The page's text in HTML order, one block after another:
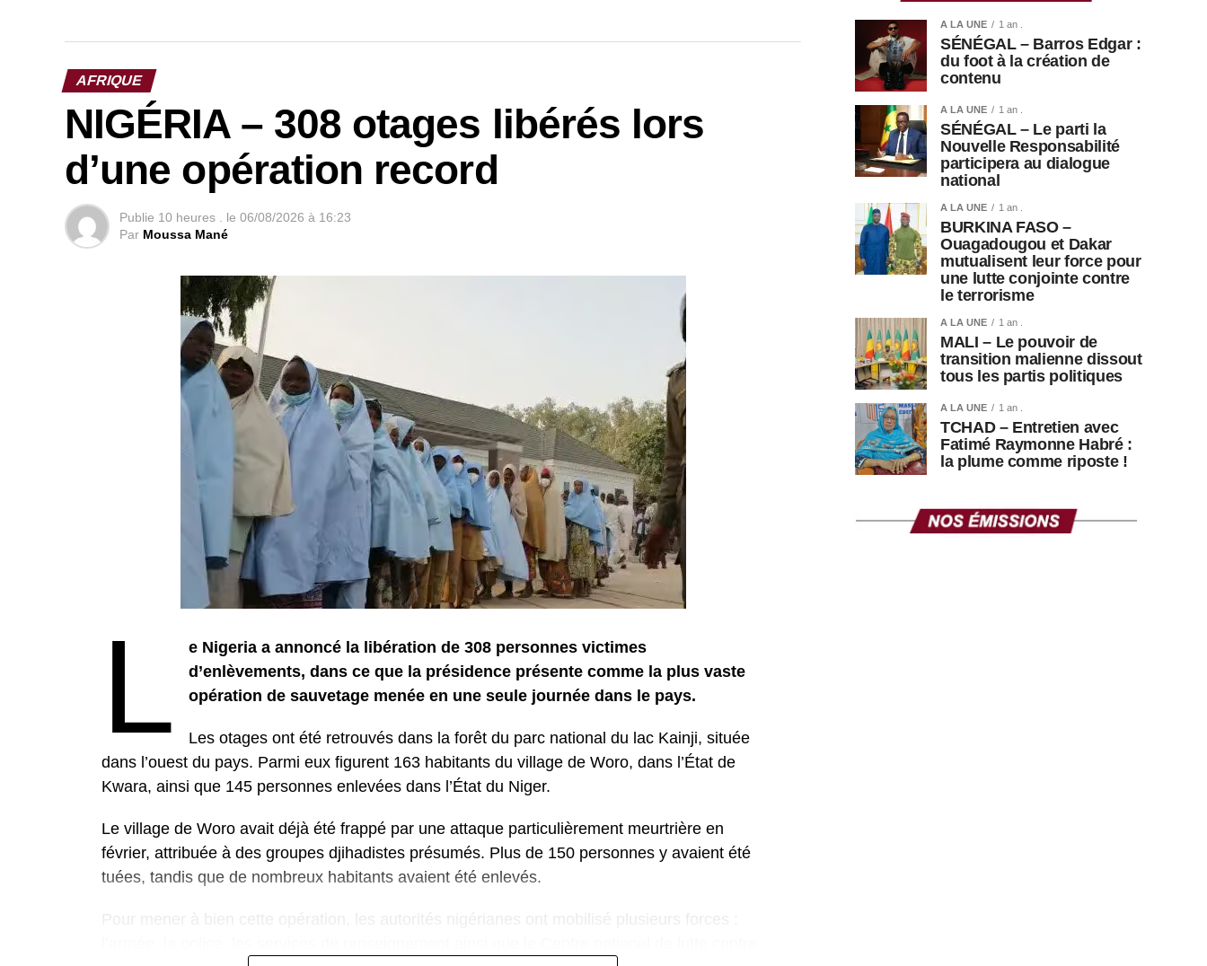
AFRIQUE
NIGÉRIA – 308 otages libérés lors
d’une opération record
Publie 10 heures . le 06/08/2026 à 16:23
Par Moussa Mané
L
e Nigeria a annoncé la libération de 308 personnes victimes
d’enlèvements, dans ce que la présidence présente comme la plus vaste
opération de sauvetage menée en une seule journée dans le pays.
Les otages ont été retrouvés dans la forêt du parc national du lac Kainji, située
dans l’ouest du pays. Parmi eux figurent 163 habitants du village de Woro, dans l’État de
Kwara, ainsi que 145 personnes enlevées dans l’État du Niger.
Le village de Woro avait déjà été frappé par une attaque particulièrement meurtrière en
février, attribuée à des groupes djihadistes présumés. Plus de 150 personnes y avaient été
tuées, tandis que de nombreux habitants avaient été enlevés.
A LA UNE 1 an .
SÉNÉGAL – Barros Edgar :
du foot à la création de
contenu
A LA UNE 1 an .
SÉNÉGAL – Le parti la
Nouvelle Responsabilité
participera au dialogue
national
A LA UNE 1 an .
BURKINA FASO –
Ouagadougou et Dakar
mutualisent leur force pour
une lutte conjointe contre
le terrorisme
A LA UNE 1 an .
MALI – Le pouvoir de
transition malienne dissout
tous les partis politiques
A LA UNE 1 an .
TCHAD – Entretien avec
Fatimé Raymonne Habré :
la plume comme riposte !